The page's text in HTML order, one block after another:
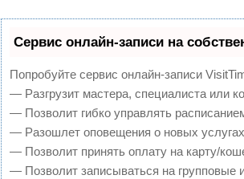
Сервис онлайн-записи на
Попробуйте сервис онлайн-записи
— Разгрузит мастера, специалиста или
— Позволит гибко управлять
— Разошлет оповещения о новых
— Позволит принять оплату на карту/
— Позволит записываться на групповые